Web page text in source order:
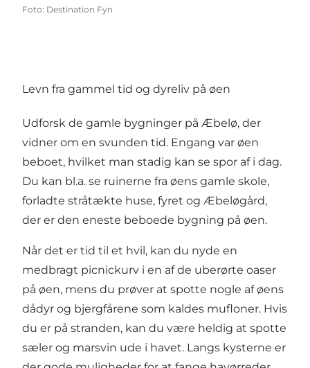
Foto: Destination Fyn
Levn fra gammel tid og dyreliv på øen
Udforsk de gamle bygninger på Æbelø, der
vidner om en svunden tid. Engang var øen
beboet, hvilket man stadig kan se spor af i dag.
Du kan bl.a. se ruinerne fra øens gamle skole,
forladte stråtækte huse, fyret og Æbeløgård,
der er den eneste beboede bygning på øen.
Når det er tid til et hvil, kan du nyde en
medbragt picnickurv i en af de uberørte oaser
på øen, mens du prøver at spotte nogle af øens
dådyr og bjergfårene som kaldes mufloner. Hvis
du er på stranden, kan du være heldig at spotte
sæler og marsvin ude i havet. Langs kysterne er